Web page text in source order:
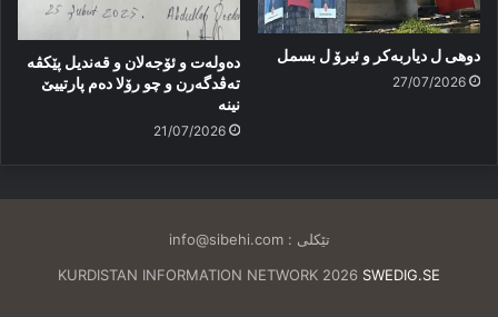
دوهی ل دیاربەکر و ئیرۆ ل بسمل
27/07/2026
دەولەت و ئۆجەلان و قەندیل پێکڤە
تەڤدگەرن و چو رۆلا دەم پارتییێ
نینە
21/07/2026
تێکلی :info@sibehi.com
KURDISTAN INFORMATION NETWORK 2026 SWEDIG.SE